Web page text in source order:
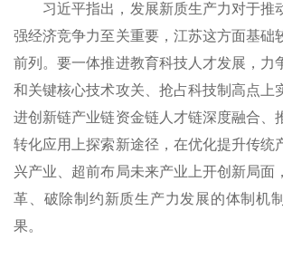
习近平指出，发展新质生产力对于推
强经济竞争力至关重要，江苏这方面基础
前列。要一体推进教育科技人才发展，力
和关键核心技术攻关、抢占科技制高点上
进创新链产业链资金链人才链深度融合、
转化应用上探索新途径，在优化提升传统
兴产业、超前布局未来产业上开创新局面
革、破除制约新质生产力发展的体制机
果。